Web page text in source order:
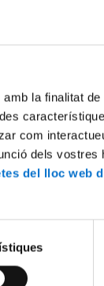
la finalitat
com
dels
del lloc web